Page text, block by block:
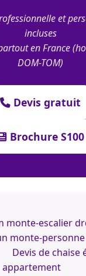
et
incluses
en France
DOM-TOM)
Devis gratuit
Brochure S100
monte-escalier
monte-
Devis de chaise
appartement